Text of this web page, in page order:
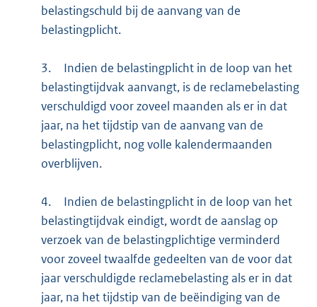
belastingschuld bij de aanvang van de
belastingplicht.
3.
Indien de belastingplicht in de loop van het
belastingtijdvak aanvangt, is de reclamebelasting
verschuldigd voor zoveel maanden als er in dat
jaar, na het tijdstip van de aanvang van de
belastingplicht, nog volle kalendermaanden
overblijven.
4.
Indien de belastingplicht in de loop van het
belastingtijdvak eindigt, wordt de aanslag op
verzoek van de belastingplichtige verminderd
voor zoveel twaalfde gedeelten van de voor dat
jaar verschuldigde reclamebelasting als er in dat
jaar, na het tijdstip van de beëindiging van de